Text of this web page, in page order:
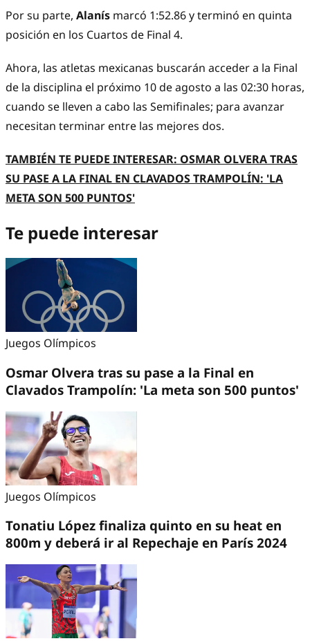
Por su parte, Alanís marcó 1:52.86 y terminó en quinta
posición en los Cuartos de Final 4.
Ahora, las atletas mexicanas buscarán acceder a la Final
de la disciplina el próximo 10 de agosto a las 02:30 horas,
cuando se lleven a cabo las Semifinales; para avanzar
necesitan terminar entre las mejores dos.
TAMBIÉN TE PUEDE INTERESAR: OSMAR OLVERA TRAS
SU PASE A LA FINAL EN CLAVADOS TRAMPOLÍN: 'LA
META SON 500 PUNTOS'
Te puede interesar
Juegos Olímpicos
Osmar Olvera tras su pase a la Final en
Clavados Trampolín: 'La meta son 500 puntos'
Juegos Olímpicos
Tonatiu López finaliza quinto en su heat en
800m y deberá ir al Repechaje en París 2024